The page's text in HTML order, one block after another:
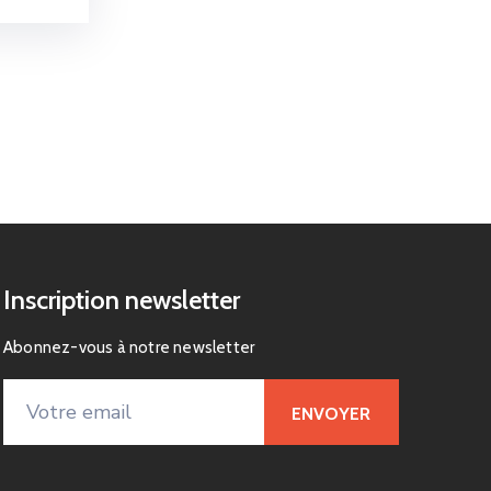
Inscription newsletter
Abonnez-vous à notre newsletter